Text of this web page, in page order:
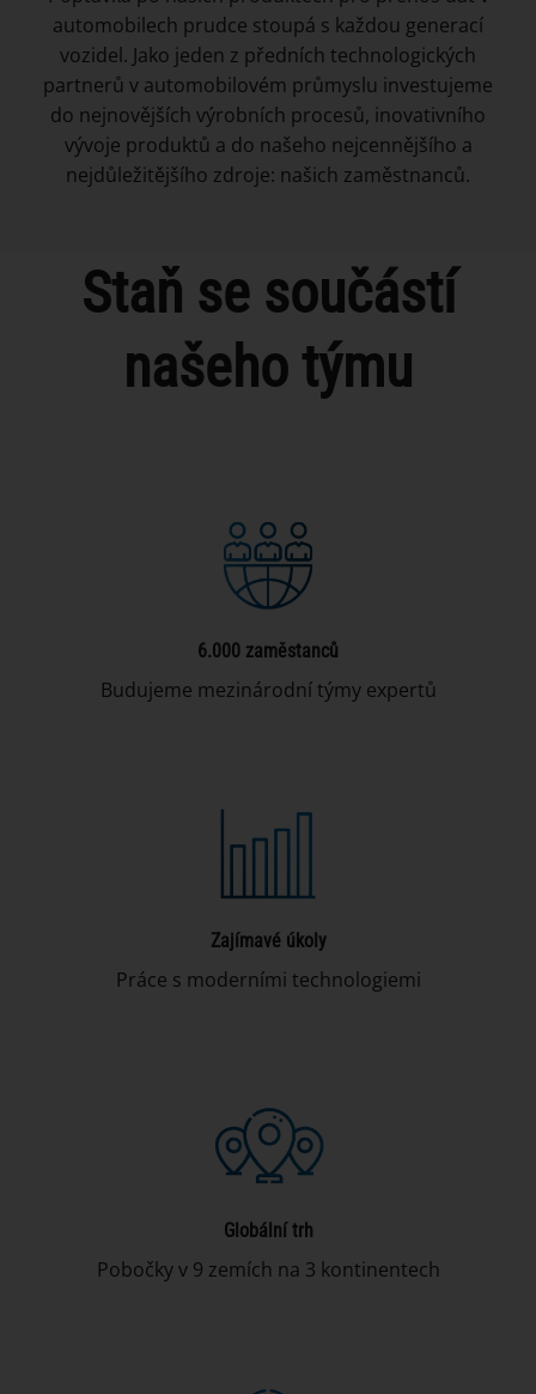
automobilech prudce stoupá s každou generací
vozidel. Jako jeden z předních technologických
partnerů v automobilovém průmyslu investujeme
do nejnovějších výrobních procesů, inovativního
vývoje produktů a do našeho nejcennějšího a
nejdůležitějšího zdroje: našich zaměstnanců.
Staň se součástí
našeho týmu
6.000 zaměstanců
Budujeme mezinárodní týmy expertů
Zajímavé úkoly
Práce s moderními technologiemi
Globální trh
Pobočky v 9 zemích na 3 kontinentech